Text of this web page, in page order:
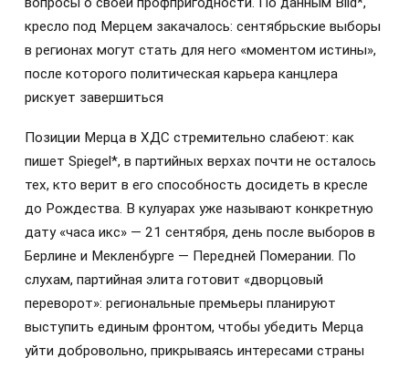
кресло под Мерцем закачалось: сентябрьские выборы
в регионах могут стать для него «моментом истины»,
после которого политическая карьера канцлера
рискует завершиться
Позиции Мерца в ХДС стремительно слабеют: как
пишет Spiegel*, в партийных верхах почти не осталось
тех, кто верит в его способность досидеть в кресле
до Рождества. В кулуарах уже называют конкретную
дату «часа икс» — 21 сентября, день после выборов в
Берлине и Мекленбурге — Передней Померании. По
слухам, партийная элита готовит «дворцовый
переворот»: региональные премьеры планируют
выступить единым фронтом, чтобы убедить Мерца
уйти добровольно, прикрываясь интересами страны